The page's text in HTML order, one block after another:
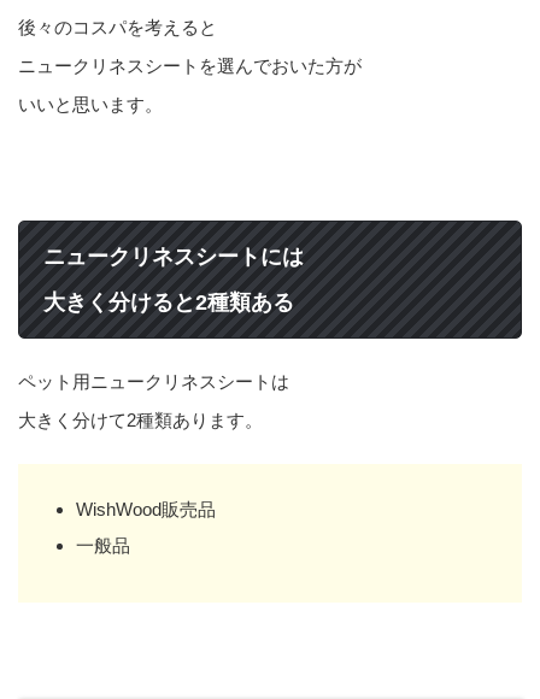
後々のコスパを考えると
ニュークリネスシートを選んでおいた方が
いいと思います。
ニュークリネスシートには
大きく分けると2種類ある
ペット用ニュークリネスシートは
大きく分けて2種類あります。
WishWood販売品
一般品